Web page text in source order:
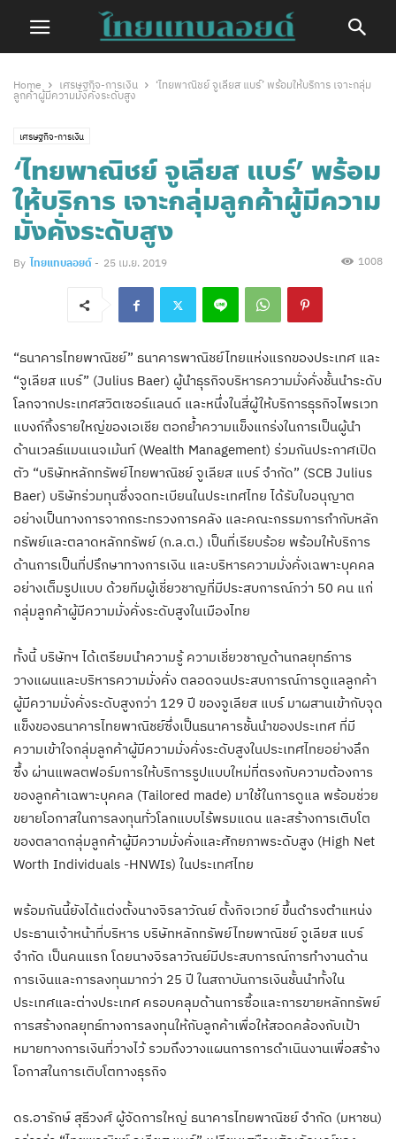
Home เศรษฐกิจ-การเงิน
‘ไทยพาณิชย์ จูเลียส แบร์’ พร้อมให้บริการ เจาะกลุ่ม
ลูกค้าผู้มีความมั่งคั่งระดับสูง
เศรษฐกิจ-การเงิน
‘ไทยพาณิชย์ จูเลียส แบร์’ พร้อม
ให้บริการ เจาะกลุ่มลูกค้าผู้มีความ
มั่งคั่งระดับสูง
By ไทยแทบลอยด์ - 25 เม.ย. 2019 1008
“ธนาคารไทยพาณิชย์” ธนาคารพาณิชย์ไทยแห่งแรกของประเทศ และ
“จูเลียส แบร์” (Julius Baer) ผู้นำธุรกิจบริหารความมั่งคั่งชั้นนำระดับ
โลกจากประเทศสวิตเซอร์แลนด์ และหนึ่งในสี่ผู้ให้บริการธุรกิจไพรเวท
แบงก์กิ้งรายใหญ่ของเอเชีย ตอกย้ำความแข็งแกร่งในการเป็นผู้นำ
ด้านเวลธ์แมนเนจเม้นท์ (Wealth Management) ร่วมกันประกาศเปิด
ตัว “บริษัทหลักทรัพย์ไทยพาณิชย์ จูเลียส แบร์ จำกัด” (SCB Julius
Baer) บริษัทร่วมทุนซึ่งจดทะเบียนในประเทศไทย ได้รับใบอนุญาต
อย่างเป็นทางการจากกระทรวงการคลัง และคณะกรรมการกำกับหลัก
ทรัพย์และตลาดหลักทรัพย์ (ก.ล.ต.) เป็นที่เรียบร้อย พร้อมให้บริการ
ด้านการเป็นที่ปรึกษาทางการเงิน และบริหารความมั่งคั่งเฉพาะบุคคล
อย่างเต็มรูปแบบ ด้วยทีมผู้เชี่ยวชาญที่มีประสบการณ์กว่า 50 คน แก่
กลุ่มลูกค้าผู้มีความมั่งคั่งระดับสูงในเมืองไทย
ทั้งนี้ บริษัทฯ ได้เตรียมนำความรู้ ความเชี่ยวชาญด้านกลยุทธ์การ
วางแผนและบริหารความมั่งคั่ง ตลอดจนประสบการณ์การดูแลลูกค้า
ผู้มีความมั่งคั่งระดับสูงกว่า 129 ปี ของจูเลียส แบร์ มาผสานเข้ากับจุด
แข็งของธนาคารไทยพาณิชย์ซึ่งเป็นธนาคารชั้นนำของประเทศ ที่มี
ความเข้าใจกลุ่มลูกค้าผู้มีความมั่งคั่งระดับสูงในประเทศไทยอย่างลึก
ซึ้ง ผ่านแพลตฟอร์มการให้บริการรูปแบบใหม่ที่ตรงกับความต้องการ
ของลูกค้าเฉพาะบุคคล (Tailored made) มาใช้ในการดูแล พร้อมช่วย
ขยายโอกาสในการลงทุนทั่วโลกแบบไร้พรมแดน และสร้างการเติบโต
ของตลาดกลุ่มลูกค้าผู้มีความมั่งคั่งและศักยภาพระดับสูง (High Net
Worth Individuals -HNWIs) ในประเทศไทย
พร้อมกันนี้ยังได้แต่งตั้งนางจิรลาวัณย์ ตั้งกิจเวทย์ ขึ้นดำรงตำแหน่ง
ประธานเจ้าหน้าที่บริหาร บริษัทหลักทรัพย์ไทยพาณิชย์ จูเลียส แบร์
จำกัด เป็นคนแรก โดยนางจิรลาวัณย์มีประสบการณ์การทำงานด้าน
การเงินและการลงทุนมากว่า 25 ปี ในสถาบันการเงินชั้นนำทั้งใน
ประเทศและต่างประเทศ ครอบคลุมด้านการซื้อและการขายหลักทรัพย์
การสร้างกลยุทธ์ทางการลงทุนให้กับลูกค้าเพื่อให้สอดคล้องกับเป้า
หมายทางการเงินที่วางไว้ รวมถึงวางแผนการการดำเนินงานเพื่อสร้าง
โอกาสในการเติบโตทางธุรกิจ
ดร.อารักษ์ สุธีวงศ์ ผู้จัดการใหญ่ ธนาคารไทยพาณิชย์ จำกัด (มหาชน)